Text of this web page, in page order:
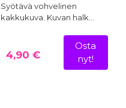
Syötävä vohvelinen
kakkukuva. Kuvan halk…
4,90 €
Osta
nyt!